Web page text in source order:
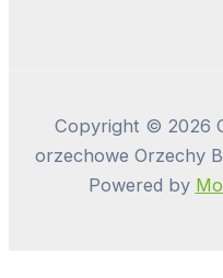
Copyright © 2026
orzechowe Orzechy
Powered by